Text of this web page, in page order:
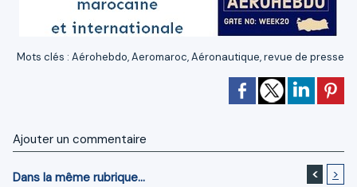
Mots clés : Aérohebdo,Aeromaroc,Aéronautique,revue de presse
Ajouter un commentaire
Dans la même rubrique... < >